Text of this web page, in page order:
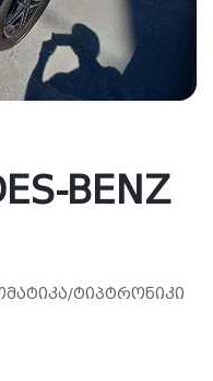
BENZ
ტიპტრონიკი